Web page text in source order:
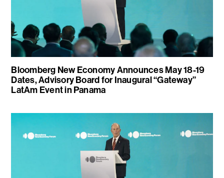
Bloomberg New Economy Announces May 18-19
Dates, Advisory Board for Inaugural “Gateway”
LatAm Event in Panama